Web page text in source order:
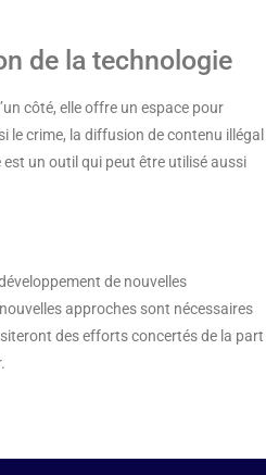
de la technologie
côté, elle offre un espace pour
le crime, la diffusion de contenu illégal
un outil qui peut être utilisé aussi
de nouvelles
approches sont nécessaires
des efforts concertés de la part